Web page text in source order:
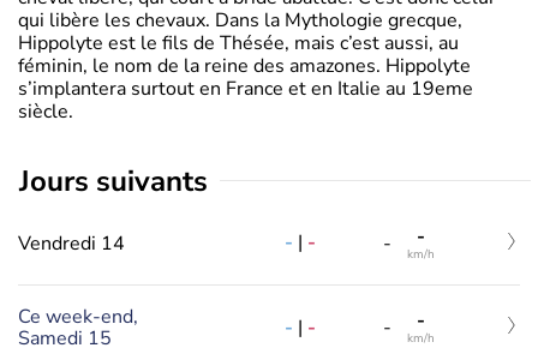
qui libère les chevaux. Dans la Mythologie grecque,
Hippolyte est le fils de Thésée, mais c’est aussi, au
féminin, le nom de la reine des amazones. Hippolyte
s’implantera surtout en France et en Italie au 19eme
siècle.
jours suivants
Vendredi 14 - | - - -
km/h
Ce week-end,
Samedi 15
- | - - -
km/h